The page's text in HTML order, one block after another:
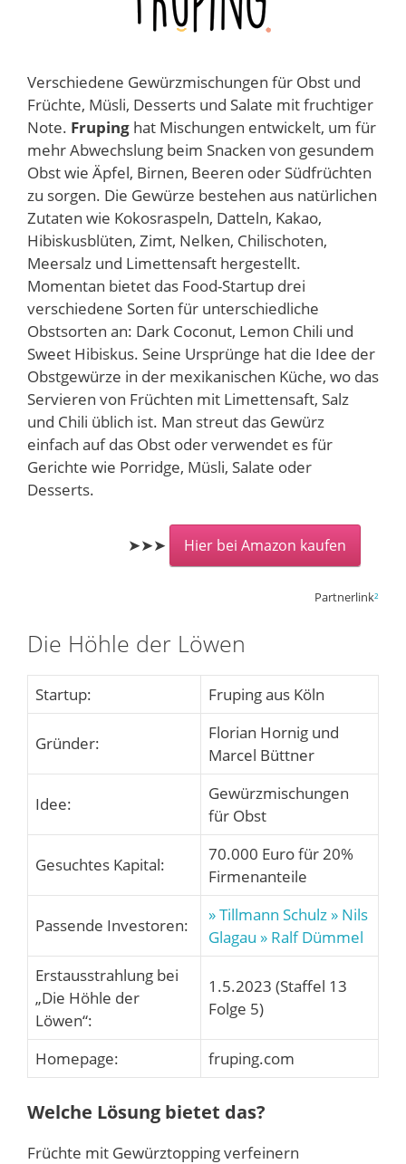
Verschiedene Gewürzmischungen für Obst und
Früchte, Müsli, Desserts und Salate mit fruchtiger
Note. Fruping hat Mischungen entwickelt, um für
mehr Abwechslung beim Snacken von gesundem
Obst wie Äpfel, Birnen, Beeren oder Südfrüchten
zu sorgen. Die Gewürze bestehen aus natürlichen
Zutaten wie Kokosraspeln, Datteln, Kakao,
Hibiskusblüten, Zimt, Nelken, Chilischoten,
Meersalz und Limettensaft hergestellt.
Momentan bietet das Food-Startup drei
verschiedene Sorten für unterschiedliche
Obstsorten an: Dark Coconut, Lemon Chili und
Sweet Hibiskus. Seine Ursprünge hat die Idee der
Obstgewürze in der mexikanischen Küche, wo das
Servieren von Früchten mit Limettensaft, Salz
und Chili üblich ist. Man streut das Gewürz
einfach auf das Obst oder verwendet es für
Gerichte wie Porridge, Müsli, Salate oder
Desserts.
➤➤➤ Hier bei Amazon kaufen
Partnerlink²
Die Höhle der Löwen
Startup: Fruping aus Köln
Gründer:
Florian Hornig und
Marcel Büttner
Idee:
Gewürzmischungen
für Obst
Gesuchtes Kapital:
70.000 Euro für 20%
Firmenanteile
Passende Investoren:
» Tillmann Schulz » Nils
Glagau » Ralf Dümmel
Erstausstrahlung bei
„Die Höhle der
Löwen“:
1.5.2023 (Staffel 13
Folge 5)
Homepage: fruping.com
Welche Lösung bietet das?
Früchte mit Gewürztopping verfeinern